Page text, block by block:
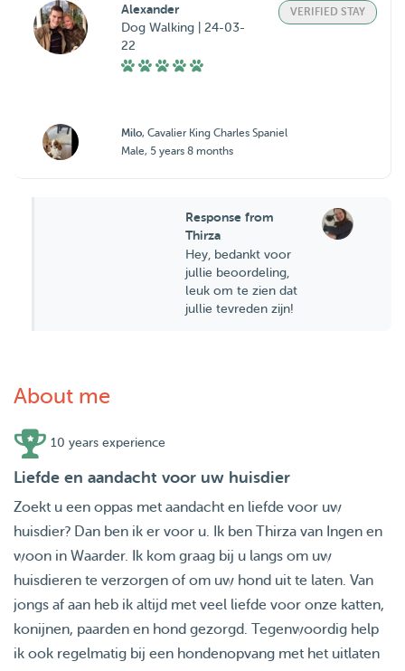
Alexander
Dog Walking | 24-03-
22
VERIFIED STAY
Milo, Cavalier King Charles Spaniel
Male, 5 years 8 months
Response from
Thirza
Hey, bedankt voor
jullie beoordeling,
leuk om te zien dat
jullie tevreden zijn!
About me
10 years experience
Liefde en aandacht voor uw huisdier
Zoekt u een oppas met aandacht en liefde voor uw
huisdier? Dan ben ik er voor u. Ik ben Thirza van Ingen en
woon in Waarder. Ik kom graag bij u langs om uw
huisdieren te verzorgen of om uw hond uit te laten. Van
jongs af aan heb ik altijd met veel liefde voor onze katten,
konijnen, paarden en hond gezorgd. Tegenwoordig help
ik ook regelmatig bij een hondenopvang met het uitlaten